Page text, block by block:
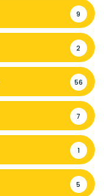
9
2
56
7
1
5